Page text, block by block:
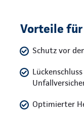
Vorteile
Schutz vor
Optimierter